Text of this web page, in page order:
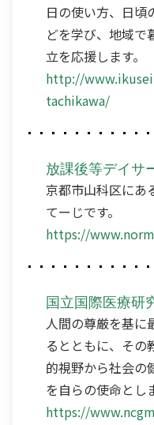
日の使い方、日頃
どを学び、地域で
立を応援します。
http://
tachikawa/
放課後等デイサ
京都市山科区にあ
てーじです。
https://
国立国際医療研
人間の尊厳を基に
るとともに、その
的視野から社会の
を自らの使命とし
https://